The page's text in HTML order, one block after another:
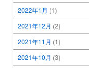
2022年1月 (1)
2021年12月 (2)
2021年11月 (1)
2021年10月 (3)